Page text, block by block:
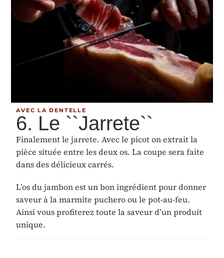
AVEC LA DENTELLE
6. Le ``Jarrete``
Finalement le jarrete. Avec le picot on extrait la
pièce située entre les deux os. La coupe sera faite
dans des délicieux carrés.
L’os du jambon est un bon ingrédient pour donner
saveur à la marmite puchero ou le pot-au-feu.
Ainsi vous profiterez toute la saveur d’un produit
unique.